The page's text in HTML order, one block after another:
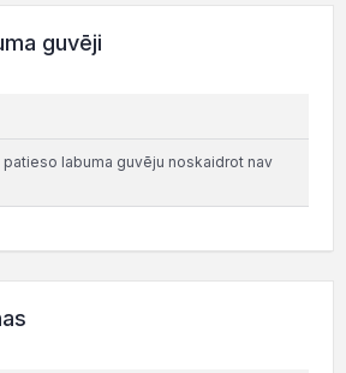
guvēji
labuma guvēju noskaidrot nav